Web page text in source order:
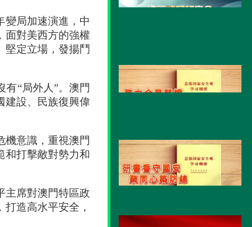
變局加速演進，中
面對美西方的強權
堅定立場，發揚鬥
“局外人”。澳門
建設、民族復興偉
機意識，重視澳門
和打擊敵對勢力和
主席對澳門特區政
造高水平安全，